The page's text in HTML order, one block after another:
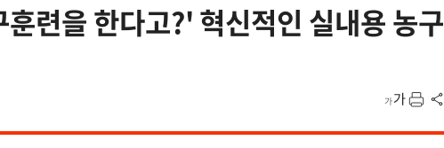
련을 한다고?' 혁신적인 실내용 농구